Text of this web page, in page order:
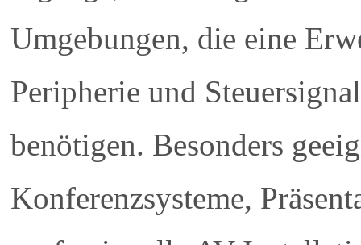
Umgebungen, die eine
Peripherie und
benötigen. Besonders
Konferenzsysteme,